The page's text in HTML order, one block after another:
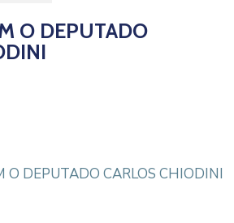
O DEPUTADO
O DEPUTADO CARLOS CHIODINI